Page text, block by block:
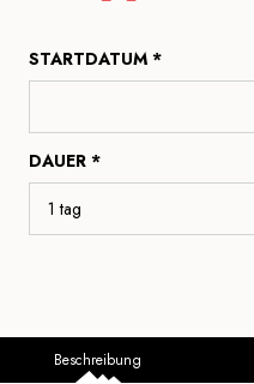
STARTDATUM *
DAUER *
Beschreibung